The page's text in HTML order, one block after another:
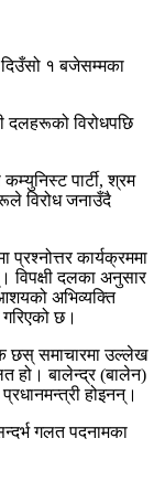
१ बजेसम्मका
दलहरूको विरोधपछि
पार्टी, श्रम
विरोध जनाउँदै
कार्यक्रममा
विपक्षी दलका अनुसार
अभिव्यक्ति
गरिएको छ।
छस् समाचारमा उल्लेख
हो। बालेन्द्र (बालेन)
होइनन्।
गलत पदनामका